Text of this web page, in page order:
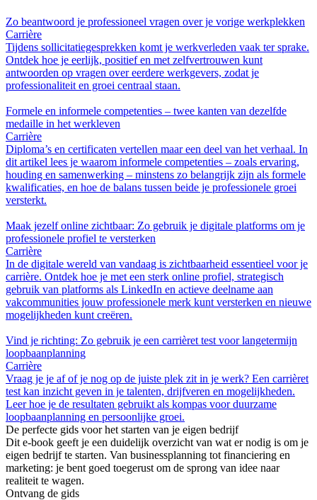
Zo beantwoord je professioneel vragen over je vorige werkplekken
Carrière
Tijdens sollicitatiegesprekken komt je werkverleden vaak ter sprake.
Ontdek hoe je eerlijk, positief en met zelfvertrouwen kunt
antwoorden op vragen over eerdere werkgevers, zodat je
professionaliteit en groei centraal staan.
Formele en informele competenties – twee kanten van dezelfde
medaille in het werkleven
Carrière
Diploma’s en certificaten vertellen maar een deel van het verhaal. In
dit artikel lees je waarom informele competenties – zoals ervaring,
houding en samenwerking – minstens zo belangrijk zijn als formele
kwalificaties, en hoe de balans tussen beide je professionele groei
versterkt.
Maak jezelf online zichtbaar: Zo gebruik je digitale platforms om je
professionele profiel te versterken
Carrière
In de digitale wereld van vandaag is zichtbaarheid essentieel voor je
carrière. Ontdek hoe je met een sterk online profiel, strategisch
gebruik van platforms als LinkedIn en actieve deelname aan
vakcommunities jouw professionele merk kunt versterken en nieuwe
mogelijkheden kunt creëren.
Vind je richting: Zo gebruik je een carrièret test voor langetermijn
loopbaanplanning
Carrière
Vraag je je af of je nog op de juiste plek zit in je werk? Een carrièret
test kan inzicht geven in je talenten, drijfveren en mogelijkheden.
Leer hoe je de resultaten gebruikt als kompas voor duurzame
loopbaanplanning en persoonlijke groei.
De perfecte gids voor het starten van je eigen bedrijf
Dit e-book geeft je een duidelijk overzicht van wat er nodig is om je
eigen bedrijf te starten. Van businessplanning tot financiering en
marketing: je bent goed toegerust om de sprong van idee naar
realiteit te wagen.
Ontvang de gids